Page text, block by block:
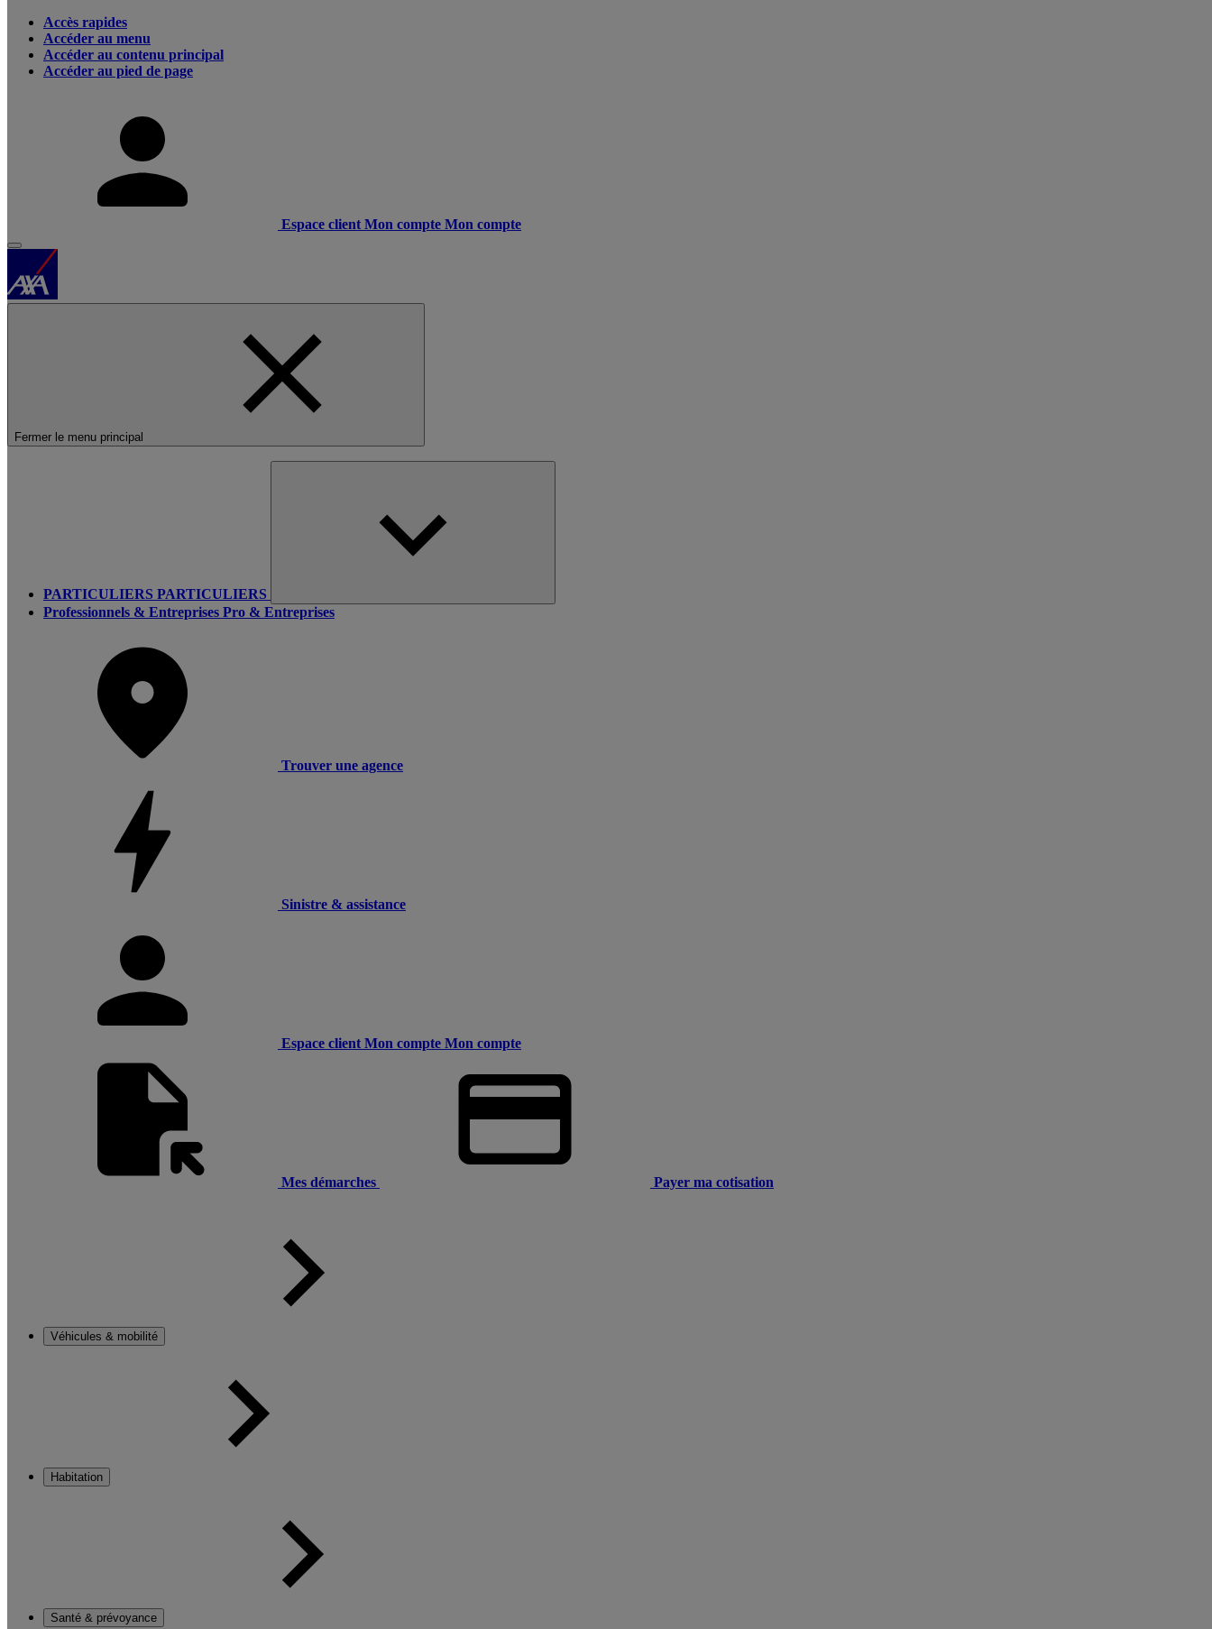
Accès rapides
Accéder au menu
Accéder au contenu principal
Accéder au pied de page
Espace client Mon compte Mon compte
Fermer le menu principal
PARTICULIERS PARTICULIERS
Professionnels & Entreprises Pro & Entreprises
Trouver une agence
Sinistre & assistance
Espace client Mon compte Mon compte
Mes démarches Payer ma cotisation
Véhicules & mobilité
Habitation
Santé & prévoyance